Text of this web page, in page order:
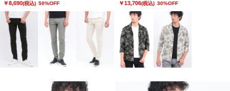
￥8,690(税込) 50%OFF ￥13,706(税込) 30%OFF